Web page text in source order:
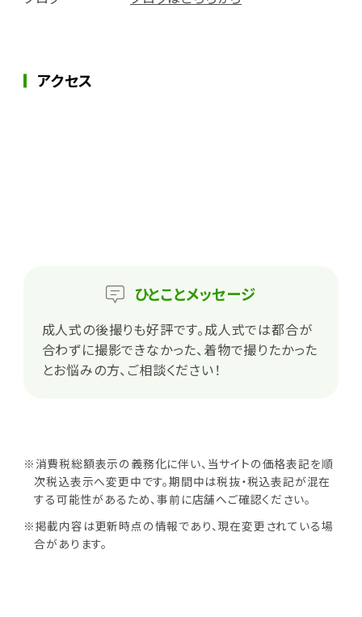
アクセス
ひとことメッセージ
成人式の後撮りも好評です。成人式では都合が
合わずに撮影できなかった、着物で撮りたかった
とお悩みの方、ご相談ください！
※消費税総額表示の義務化に伴い、当サイトの価格表記を順
次税込表示へ変更中です。期間中は税抜・税込表記が混在
する可能性があるため、事前に店舗へご確認ください。
※掲載内容は更新時点の情報であり、現在変更されている場
合があります。